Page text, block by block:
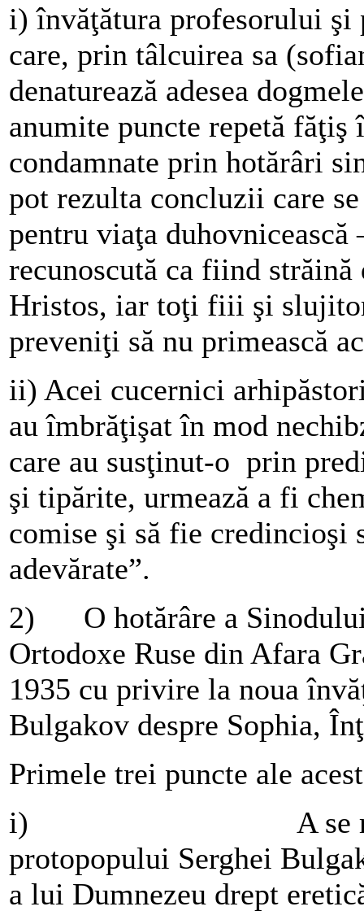
i) învăţătura profesorului
care, prin tâlcuirea sa
denaturează adesea
anumite puncte repetă
condamnate prin hotărâri
pot rezulta concluzii care
pentru viaţa duhovnicească
recunoscută ca fiind
Hristos, iar toţi fiii şi
preveniţi să nu primească
ii) Acei cucernici
au îmbrăţişat în mod
care au susţinut-o prin
şi tipărite, urmează a fi
comise şi să fie
adevărate”.
2) O hotărâre a
Ortodoxe Ruse din Afara
1935 cu privire la noua
Bulgakov despre Sophia,
Primele trei puncte ale
i) A se
protopopului Serghei
a lui Dumnezeu drept